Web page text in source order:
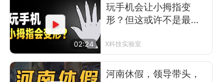
02:24
玩手机会让小拇指变
形？但这或许不是最可
X科技实验室
河南休假，领导带头，